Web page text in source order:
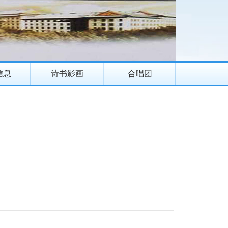
息 诗书影画 合唱团